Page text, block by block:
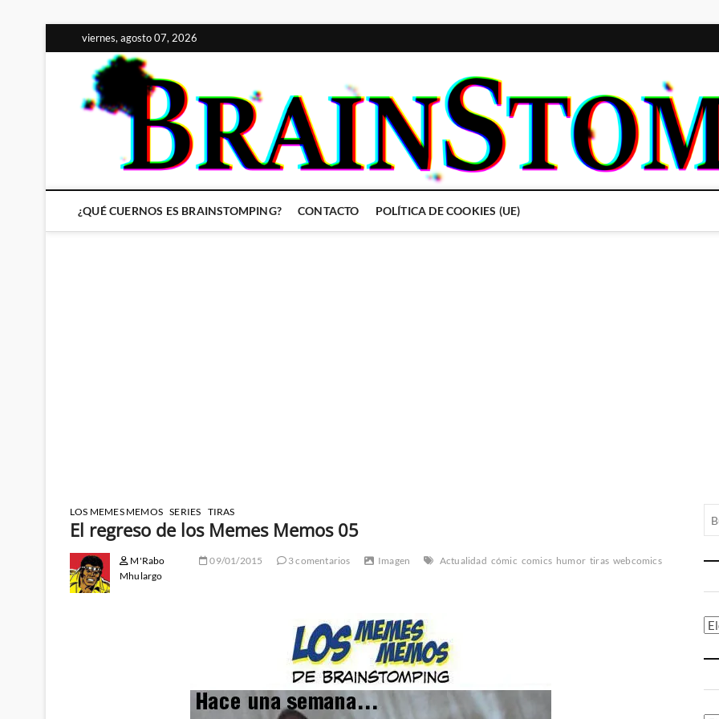
al
contenido
viernes, agosto 07, 2026
¿QUÉ CUERNOS ES BRAINSTOMPING? CONTACTO POLÍTICA DE COOKIES (UE)
LOS MEMES MEMOS SERIES TIRAS
El regreso de los Memes Memos 05
M'Rabo
Mhulargo
09/01/2015 3 comentarios Imagen Actualidad cómic comics humor tiras webcomics